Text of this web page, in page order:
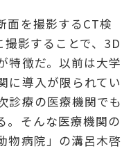
面を撮影するCT検
影することで、3D
特徴だ。以前は大学
に導入が限られてい
診療の医療機関でも
。そんな医療機関の
物病院」の溝呂木啓